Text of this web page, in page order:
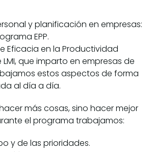
y planificación en empresas:
EPP.
Eficacia en la Productividad
LMI, que imparto en empresas de
estos aspectos de forma
al día a día.
más cosas, sino hacer mejor
el programa trabajamos:
y de las prioridades.